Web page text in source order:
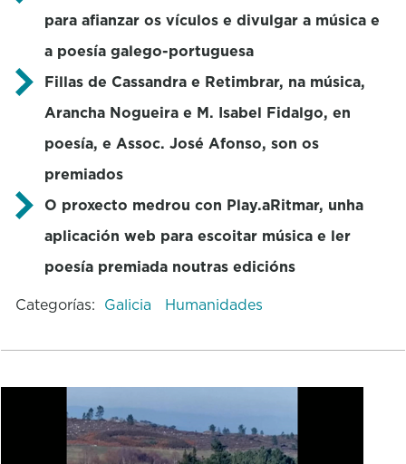
para afianzar os vículos e divulgar a música e
a poesía galego-portuguesa
Fillas de Cassandra e Retimbrar, na música,
Arancha Nogueira e M. Isabel Fidalgo, en
poesía, e Assoc. José Afonso, son os
premiados
O proxecto medrou con Play.aRitmar, unha
aplicación web para escoitar música e ler
poesía premiada noutras edicións
Categorías: Galicia Humanidades